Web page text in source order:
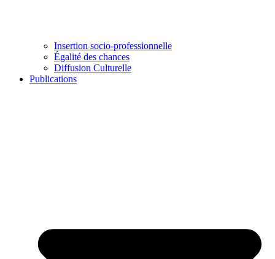
Insertion socio-professionnelle
Égalité des chances
Diffusion Culturelle
Publications